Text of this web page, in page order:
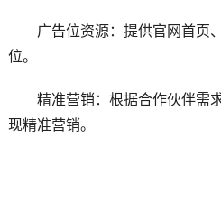
广告位资源：提供官网首页
位。
精准营销：根据合作伙伴需
现精准营销。